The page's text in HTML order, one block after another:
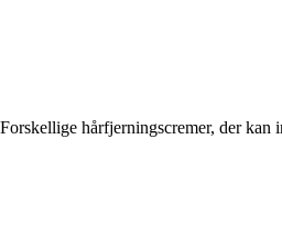
Forskellige hårfjerningscremer, der kan